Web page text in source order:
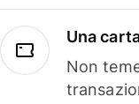
Una
Non